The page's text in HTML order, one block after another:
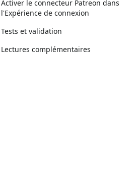
Activer le connecteur Patreon dans
l'Expérience de connexion
Tests et validation
Lectures complémentaires